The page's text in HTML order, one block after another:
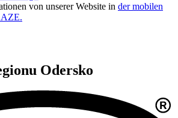
von unserer Website in der mobilen
Odersko